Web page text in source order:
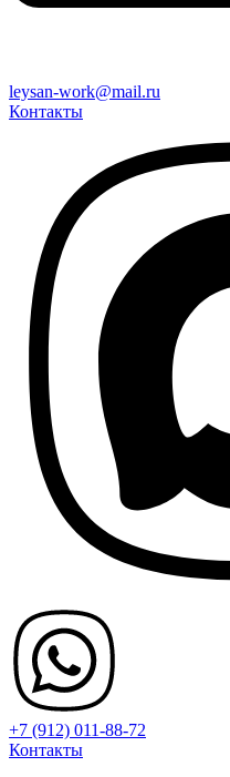
leysan-work@mail.ru
Контакты
+7 (912) 011-88-72
Контакты